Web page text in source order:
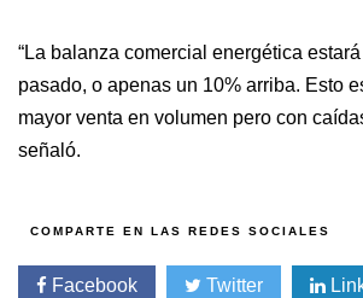
“La balanza comercial energética
pasado, o apenas un 10% arriba. Esto
mayor venta en volumen pero con
señaló.
Facebook Twitter